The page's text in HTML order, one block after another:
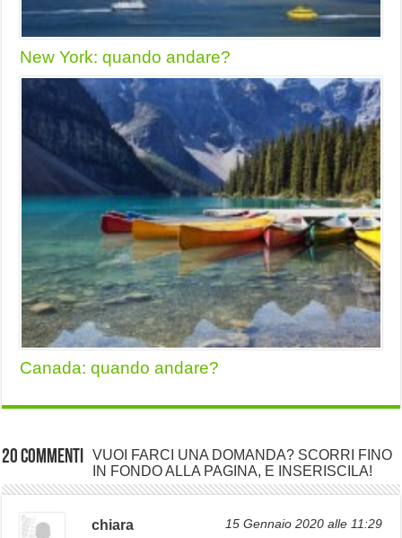
New York: quando andare?
Canada: quando andare?
20 commenti
VUOI FARCI UNA DOMANDA? SCORRI FINO
IN FONDO ALLA PAGINA, E INSERISCILA!
chiara 15 Gennaio 2020 alle 11:29